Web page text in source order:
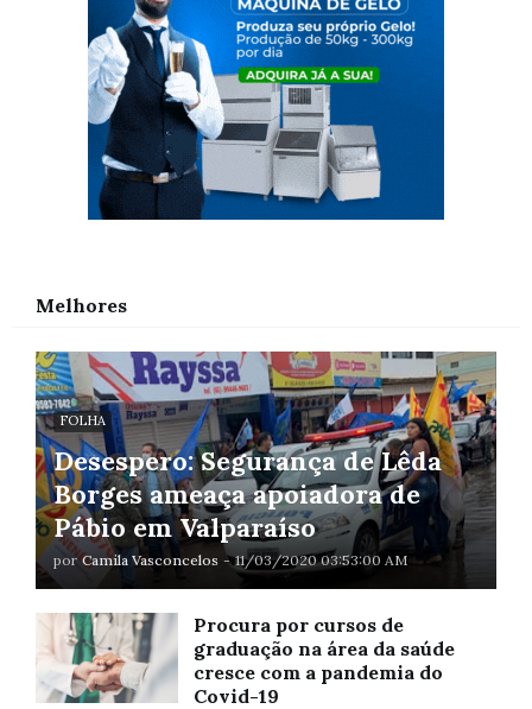
Melhores
FOLHA
Desespero: Segurança de Lêda
Borges ameaça apoiadora de
Pábio em Valparaíso
por Camila Vasconcelos - 11/03/2020 03:53:00 AM
Procura por cursos de
graduação na área da saúde
cresce com a pandemia do
Covid-19